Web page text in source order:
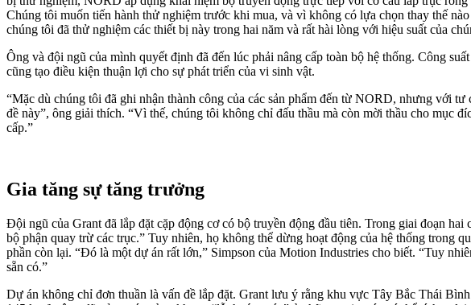
Chúng tôi muốn tiến hành thử nghiệm trước khi mua, và vì không có lựa chọn thay thế
chúng tôi đã thử nghiệm các thiết bị này trong hai năm và rất hài lòng với hiệu suất của
Ông và đội ngũ của mình quyết định đã đến lúc phải nâng cấp toàn bộ hệ thống. Công
cũng tạo điều kiện thuận lợi cho sự phát triển của vi sinh vật.
“Mặc dù chúng tôi đã ghi nhận thành công của các sản phẩm đến từ NORD, nhưng với
đề này”, ông giải thích. “Vì thế, chúng tôi không chỉ đấu thầu mà còn mời thầu cho mục
cấp.”
Gia tăng sự tăng trưởng
Đội ngũ của Grant đã lắp đặt cặp động cơ có bộ truyền động đầu tiên. Trong giai đoạn
bộ phận quay trừ các trục.” Tuy nhiên, họ không thể dừng hoạt động của hệ thống trong
phần còn lại. “Đó là một dự án rất lớn,” Simpson của Motion Industries cho biết. “Tuy
sẵn có.”
Dự án không chỉ đơn thuần là vấn đề lắp đặt. Grant lưu ý rằng khu vực Tây Bắc Thái